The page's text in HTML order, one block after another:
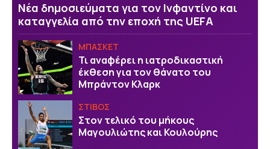
Νέα δημοσιεύματα για τον Ινφαντίνο και
καταγγελία από την εποχή της UEFA
ΜΠΑΣΚΕΤ
Τι αναφέρει η ιατροδικαστική
έκθεση για τον θάνατο του
Μπράντον Κλαρκ
ΣΤΙΒΟΣ
Στον τελικό του μήκους
Μαγουλιώτης και Κουλούρης